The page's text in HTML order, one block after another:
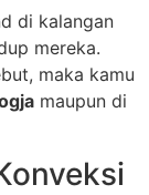
di kalangan
mereka.
maka kamu
maupun di